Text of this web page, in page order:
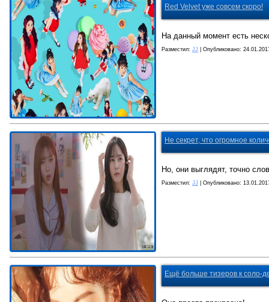
Red Velvet уже совсем скоро!
На данный момент есть
Разместил: JJ | Опубликовано:
Не секрет, что огромное
Но, они выглядят, точно
Разместил: JJ | Опубликовано:
Ещё больше тизеров к соло-